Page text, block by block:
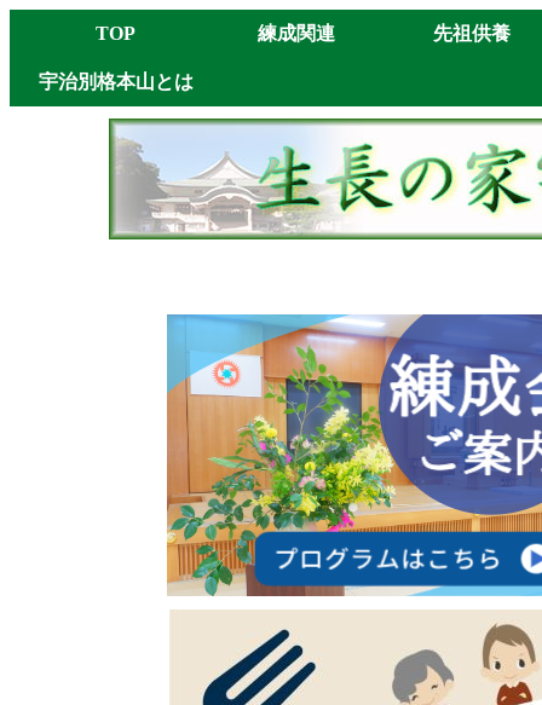
TOP 練成関連 先祖供養
宇治別格本山とは